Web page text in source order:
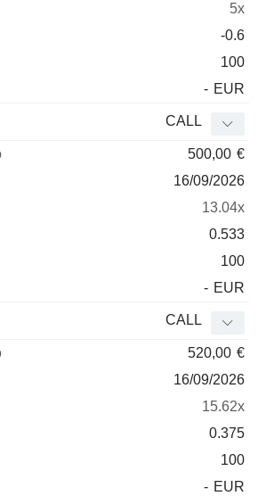
5x
-0.6
100
- EUR
CALL
500,00 €
16/09/2026
13.04x
0.533
100
- EUR
CALL
520,00 €
16/09/2026
15.62x
0.375
100
- EUR